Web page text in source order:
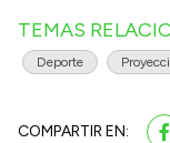
TEMAS
Deporte
COMPARTIR EN: